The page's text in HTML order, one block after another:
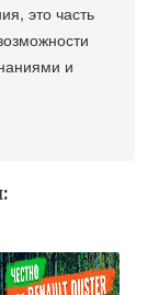
это часть
и